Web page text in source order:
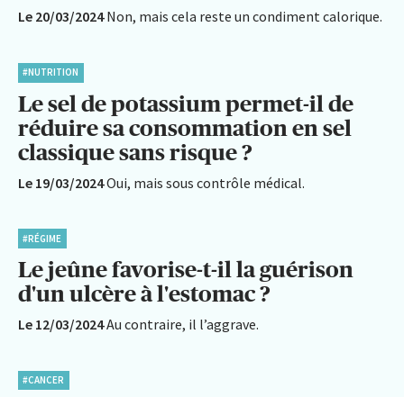
Le 20/03/2024 Non, mais cela reste un condiment calorique.
#NUTRITION
Le sel de potassium permet-il de
réduire sa consommation en sel
classique sans risque ?
Le 19/03/2024Oui, mais sous contrôle médical.
#RÉGIME
Le jeûne favorise-t-il la guérison
d'un ulcère à l'estomac ?
Le 12/03/2024Au contraire, il l’aggrave.
#CANCER